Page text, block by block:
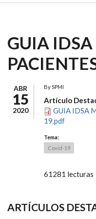
GUIA
ABR
15
2020
BySPMI
Artículo
GUIA IDSA
19.pdf
Tema:
Covid-19
61281 lecturas
ARTÍCULOS